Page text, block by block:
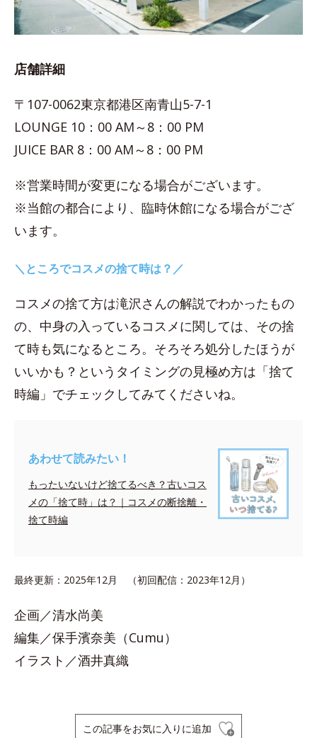
店舗詳細
〒107-0062東京都港区南青山5-7-1
LOUNGE 10：00 AM～8：00 PM
JUICE BAR 8：00 AM～8：00 PM
※営業時間が変更になる場合がございます。
※当館の都合により、臨時休館になる場合がござ
います。
＼ところでコスメの捨て時は？／
コスメの捨て方は滝沢さんの解説でわかったもの
の、中身の入っているコスメに関しては、その捨
て時も気になるところ。そろそろ処分したほうが
いいかも？というタイミングの見極め方は「捨て
時編」でチェックしてみてくださいね。
あわせて読みたい！
もったいないけど捨てるべき？古いコス
メの「捨て時」は？｜コスメの断捨離・
捨て時編
最終更新：2025年12月 （初回配信：2023年12月）
企画／清水尚美
編集／保手濱奈美（Cumu）
イラスト／酒井真織
この記事をお気に入りに追加